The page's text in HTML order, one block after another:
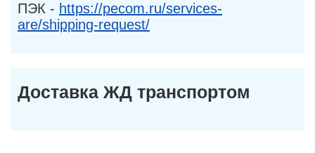
ПЭК - https://pecom.ru/services-
are/shipping-request/
Доставка ЖД транспортом